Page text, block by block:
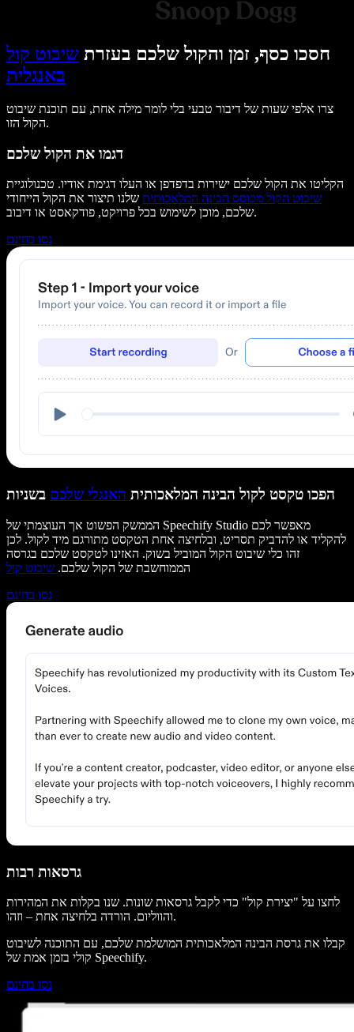
חסכו כסף, זמן והקול שלכם בעזרת שיבוט קול
באנגלית
צרו אלפי שעות של דיבור טבעי בלי לומר מילה אחת, עם תוכנת שיבוט
הקול הזו.
דגמו את הקול שלכם
הקליטו את הקול שלכם ישירות בדפדפן או העלו דגימת אודיו. טכנולוגיית
שיבוט הקול מבוסס הבינה המלאכותית שלנו תיצור את הקול הייחודי
שלכם, מוכן לשימוש בכל פרויקט, פודקאסט או דיבוב.
נסו בחינם
הפכו טקסט לקול הבינה המלאכותית האנגלי שלכם בשניות
הממשק הפשוט אך העוצמתי של Speechify Studio מאפשר לכם
להקליד או להדביק תסריט, ובלחיצה אחת הטקסט מתורגם מיד לקול. לכן
זהו כלי שיבוט הקול המוביל בשוק. האזינו לטקסט שלכם בגרסה
הממוחשבת של הקול שלכם. שיבוט קול
נסו בחינם
גרסאות רבות
לחצו על "יצירת קול" כדי לקבל גרסאות שונות. שנו בקלות את המהירות
והווליום. הורדה בלחיצה אחת – וזהו.
קבלו את גרסת הבינה המלאכותית המושלמת שלכם, עם התוכנה לשיבוט
קולי בזמן אמת של Speechify.
נסו בחינם